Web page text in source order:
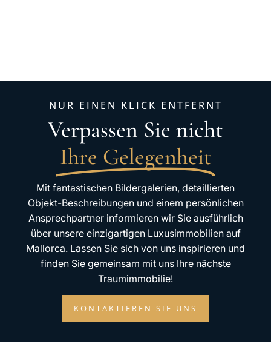
NUR EINEN KLICK ENTFERNT
Verpassen Sie nicht
Ihre Gelegenheit
Mit fantastischen Bildergalerien, detaillierten
Objekt-Beschreibungen und einem persönlichen
Ansprechpartner informieren wir Sie ausführlich
über unsere einzigartigen Luxusimmobilien auf
Mallorca. Lassen Sie sich von uns inspirieren und
finden Sie gemeinsam mit uns Ihre nächste
Traumimmobilie!
KONTAKTIEREN SIE UNS